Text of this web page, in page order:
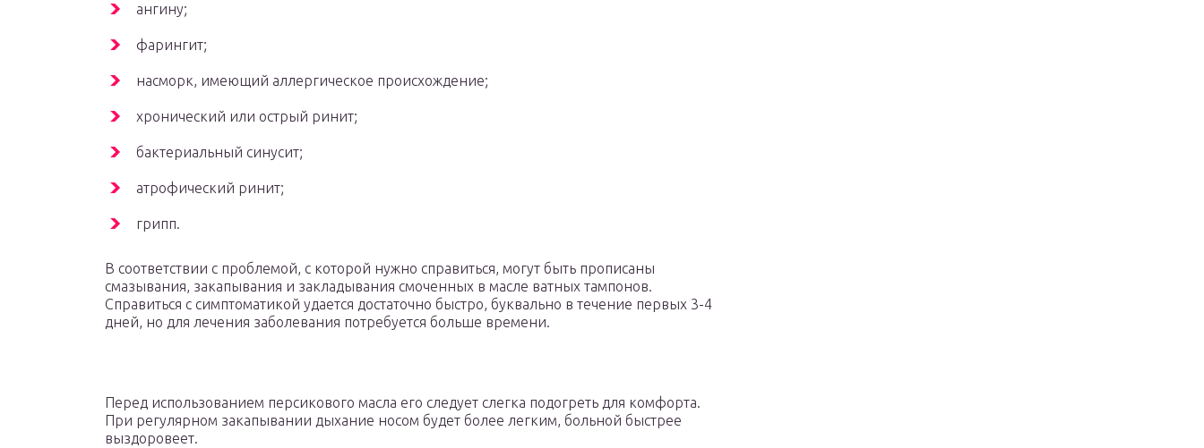
ангину;
фарингит;
насморк, имеющий аллергическое происхождение;
хронический или острый ринит;
бактериальный синусит;
атрофический ринит;
грипп.
В соответствии с проблемой, с которой нужно справиться, могут быть прописаны
смазывания, закапывания и закладывания смоченных в масле ватных тампонов.
Справиться с симптоматикой удается достаточно быстро, буквально в течение первых 3-4
дней, но для лечения заболевания потребуется больше времени.
Перед использованием персикового масла его следует слегка подогреть для комфорта.
При регулярном закапывании дыхание носом будет более легким, больной быстрее
выздоровеет.